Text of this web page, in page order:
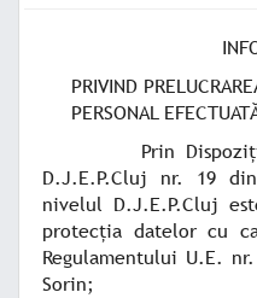
PRIVIND
PERSONAL
Prin Dispoziția
D.J.E.P.Cluj nr. 19
nivelul D.J.E.P.Cluj
protecția datelor cu
Regulamentului U.E.
Sorin;